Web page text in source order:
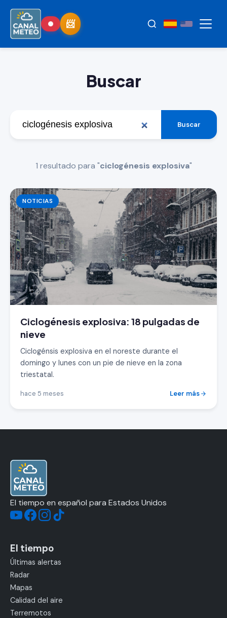
Buscar
Buscar
1 resultado para "ciclogénesis explosiva"
NOTICIAS
Ciclogénesis explosiva: 18 pulgadas de
nieve
Ciclogénsis explosiva en el noreste durante el
domingo y lunes con un pie de nieve en la zona
triestatal.
hace 5 meses Leer más
El tiempo en español para Estados Unidos
El tiempo
Últimas alertas
Radar
Mapas
Calidad del aire
Terremotos